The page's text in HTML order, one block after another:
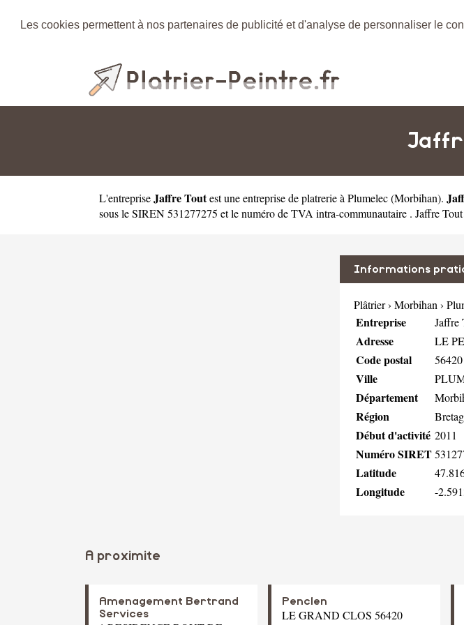
Les cookies permettent à nos partenaires de publicité et d'analyse de personnaliser le
L'entrepriseJaffre Toutest uneentreprise de platrerie à Plumelec(Morbihan).
sous le SIREN 531277275 et le numéro de TVA intra-communautaire . Jaffre
Informations
Plâtrier› Morbihan ›
Entreprise Jaffre
Adresse LE
Code postal 56420
Ville
Département
Région
Début d'activité 2011
Numéro SIRET
Latitude
Longitude -
A proximite
Amenagement Bertrand
Services
Penclen
LE GRAND CLOS 56420